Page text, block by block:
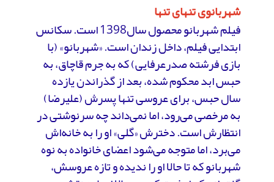
شهربانوی تنهای تنها
فیلم شهربانو محصول سال1398 است. سکانس
ابتدایی فیلم، داخل زندان است. «شهربانو» (با
بازی فرشته صدرعرفایی) که به جرم قاچاق، به
حبس ابد محکوم شده، بعد از گذراندن یازده
سال حبس، برای عروسی تنها پسرش (علیرضا)
به مرخصی می‌رود، اما نمی‌داند چه سرنوشتی در
انتظارش است. دخترش «گلی» او را به خانه‌اش
می‌برد، اما متوجه می‌شود اعضای خانواده به نوه
شهربانو که تا حالا او را ندیده و تازه عروسش،